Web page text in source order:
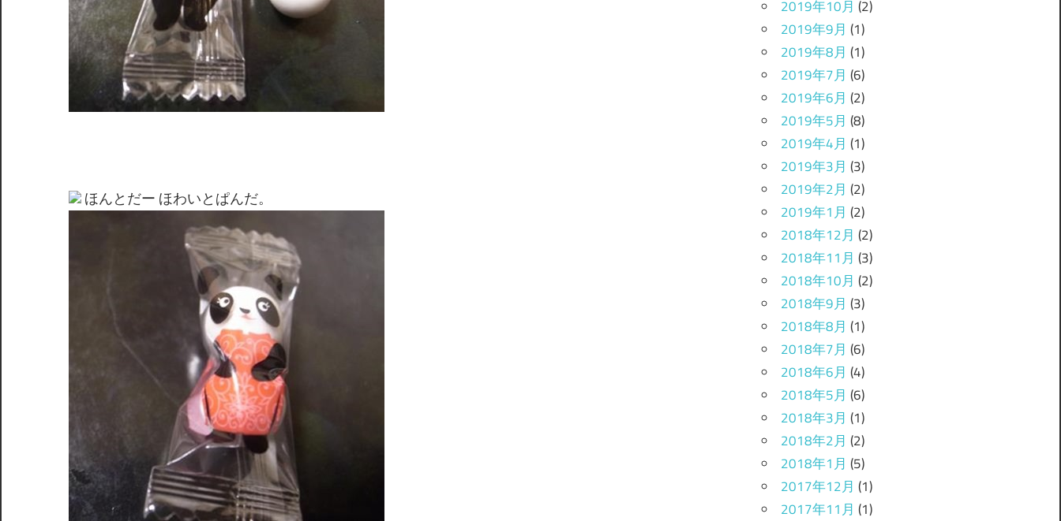
ほんとだー ほわいとぱんだ。
2019年10月 (2)
2019年9月 (1)
2019年8月 (1)
2019年7月 (6)
2019年6月 (2)
2019年5月 (8)
2019年4月 (1)
2019年3月 (3)
2019年2月 (2)
2019年1月 (2)
2018年12月 (2)
2018年11月 (3)
2018年10月 (2)
2018年9月 (3)
2018年8月 (1)
2018年7月 (6)
2018年6月 (4)
2018年5月 (6)
2018年3月 (1)
2018年2月 (2)
2018年1月 (5)
2017年12月 (1)
2017年11月 (1)